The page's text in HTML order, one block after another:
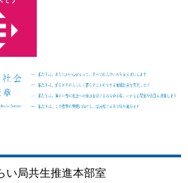
い局共生推進本部室